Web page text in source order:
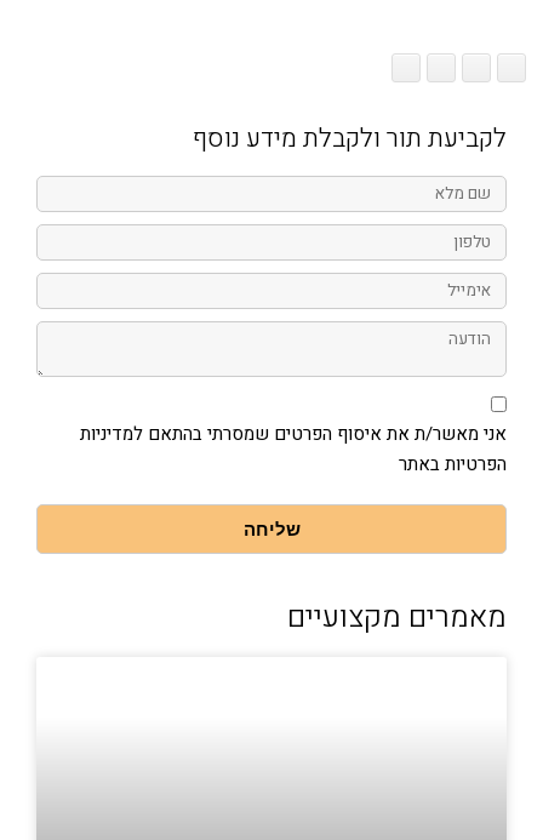
לקביעת תור ולקבלת מידע נוסף
שם
מלא
טלפון
אימייל
הודעה
אני
מאשר/ת
את
הפרטים
בהתאם
באתר
אני מאשר/ת את איסוף הפרטים שמסרתי בהתאם למדיניות
הפרטיות באתר
שליחה
מאמרים מקצועיים